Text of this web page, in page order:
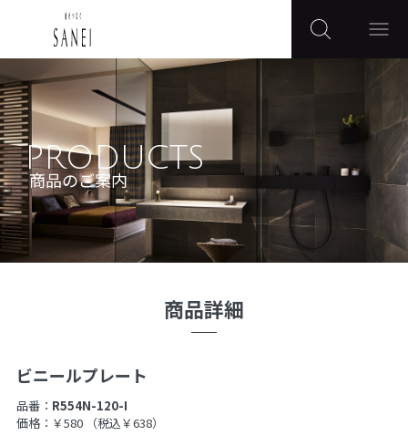
PRODUCTS
商品のご案内
商品詳細
ビニールプレート
品番： R554N-120-I
価格：￥580
（税込￥638）